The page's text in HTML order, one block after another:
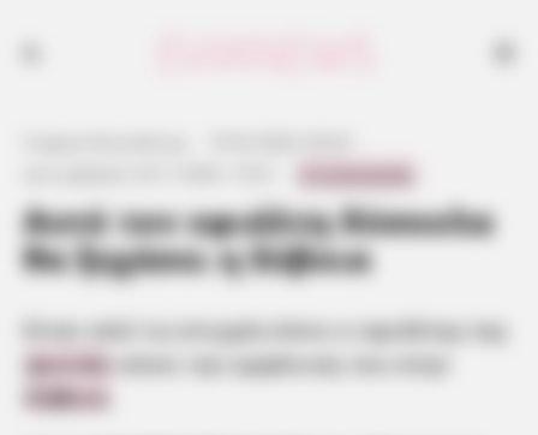
Αυτό τον εφιάλτη δύσκολα
θα ξεχάσει η Εύβοια
Είναι από τις στιγμές όπου ο εφιάλτης της
φωτιάς
κάνει την εμφάνιση του στην
Εύβοια